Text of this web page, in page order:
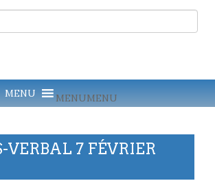
MENUMENU
VERBAL 7 FÉVRIER